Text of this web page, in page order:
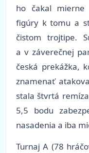
ho čakal mierne
figúry k tomu a
čistom trojtipe.
a v záverečnej
česká prekážka,
znamenať
stala štvrtá
5,5 bodu
nasadenia a iba
Turnaj A (78